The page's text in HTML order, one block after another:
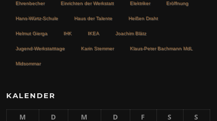
Ehrenbecher Einrichten der Werkstatt Elektriker Eröffnung
Hans-Würtz-Schule Haus der Talente Heißen Draht
Helmut Gierga IHK IKEA Joachim Blätz
Jugend-Werkstatttage Karin Stemmer Klaus-Peter Bachmann MdL
Midsommar
KALENDER
M D M D F S S